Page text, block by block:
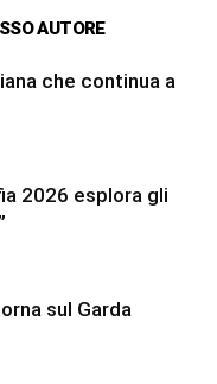
AUTORE
che continua a
2026 esplora gli
sul Garda